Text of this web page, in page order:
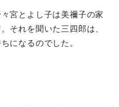
宮とよし子は美禰子の家
それを聞いた三四郎は、
になるのでした。